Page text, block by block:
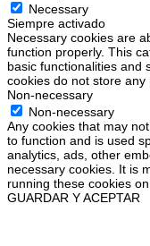
Necessary
Siempre activado
Necessary cookies are
function properly. This
basic functionalities and
cookies do not store any
Non-necessary
Non-necessary
Any cookies that may
to function and is used
analytics, ads, other
necessary cookies. It is
running these cookies
GUARDAR Y ACEPTAR